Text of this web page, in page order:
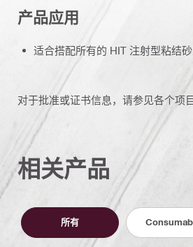
产品应用
适合搭配所有的 HIT 注射型粘结
对于批准或证书信息，请参见各个项目
相关产品
所有